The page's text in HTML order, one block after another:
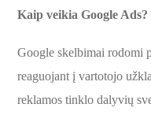
Kaip veikia Google Ads?
Google skelbimai rodomi
reaguojant į vartotojo
reklamos tinklo dalyvių